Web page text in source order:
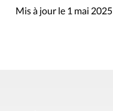
Mis à jour le 1 mai 2025